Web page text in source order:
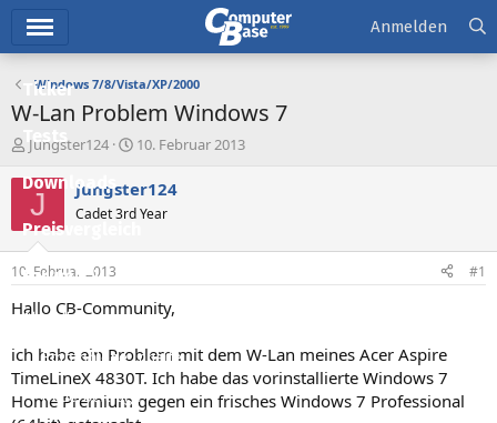
Ticker
Tests
Downloads
Preisvergleich
Forum
Aktuelles
Empfohlene Inhalte
Neue Beiträge
Anmelden
Windows 7/8/Vista/XP/2000
W-Lan Problem Windows 7
E
s
e
e
r
Jungster124
E
s
t
e
t
a
10. Februar 2013
J Jungster124
Cadet 3rd Year
10. Februar 2013 #1
Hallo CB-Community,
ich habe ein Problem mit dem W-Lan meines Acer Aspire
TimeLineX 4830T. Ich habe das vorinstallierte Windows 7
Home Premium gegen ein frisches Windows 7 Professional